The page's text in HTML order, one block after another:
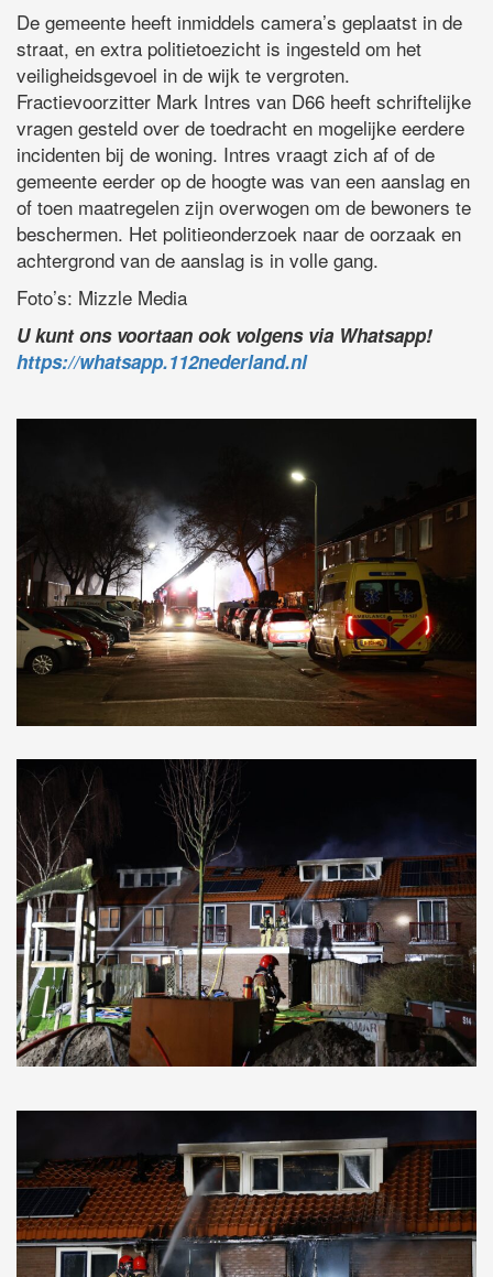
De gemeente heeft inmiddels camera’s geplaatst in de
straat, en extra politietoezicht is ingesteld om het
veiligheidsgevoel in de wijk te vergroten.
Fractievoorzitter Mark Intres van D66 heeft schriftelijke
vragen gesteld over de toedracht en mogelijke eerdere
incidenten bij de woning. Intres vraagt zich af of de
gemeente eerder op de hoogte was van een aanslag en
of toen maatregelen zijn overwogen om de bewoners te
beschermen. Het politieonderzoek naar de oorzaak en
achtergrond van de aanslag is in volle gang.
Foto’s: Mizzle Media
U kunt ons voortaan ook volgens via Whatsapp!
https://whatsapp.112nederland.nl